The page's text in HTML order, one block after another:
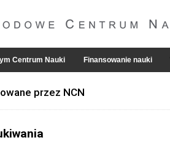
Centrum Nauki Finansowanie nauki
przez NCN